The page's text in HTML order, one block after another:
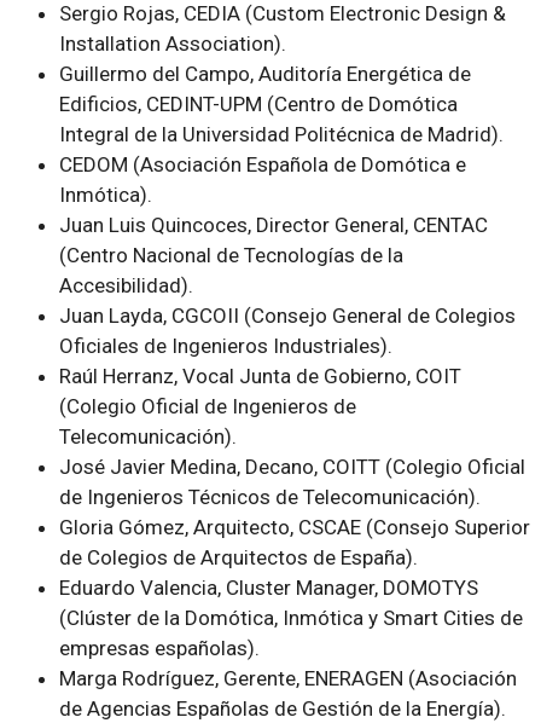
Sergio Rojas, CEDIA (Custom Electronic Design &
Installation Association).
Guillermo del Campo, Auditoría Energética de
Edificios, CEDINT-UPM (Centro de Domótica
Integral de la Universidad Politécnica de Madrid).
CEDOM (Asociación Española de Domótica e
Inmótica).
Juan Luis Quincoces, Director General, CENTAC
(Centro Nacional de Tecnologías de la
Accesibilidad).
Juan Layda, CGCOII (Consejo General de Colegios
Oficiales de Ingenieros Industriales).
Raúl Herranz, Vocal Junta de Gobierno, COIT
(Colegio Oficial de Ingenieros de
Telecomunicación).
José Javier Medina, Decano, COITT (Colegio Oficial
de Ingenieros Técnicos de Telecomunicación).
Gloria Gómez, Arquitecto, CSCAE (Consejo Superior
de Colegios de Arquitectos de España).
Eduardo Valencia, Cluster Manager, DOMOTYS
(Clúster de la Domótica, Inmótica y Smart Cities de
empresas españolas).
Marga Rodríguez, Gerente, ENERAGEN (Asociación
de Agencias Españolas de Gestión de la Energía).